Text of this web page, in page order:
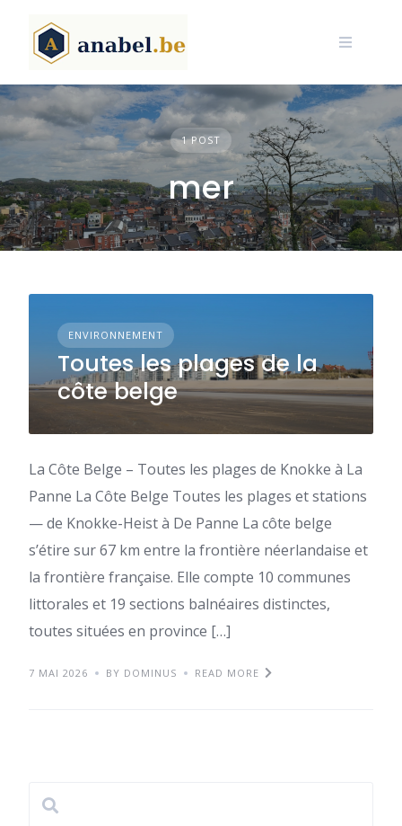
content
1 POST
mer
ENVIRONNEMENT
Toutes les plages de la
côte belge
La Côte Belge – Toutes les plages de Knokke à La
Panne La Côte Belge Toutes les plages et stations
— de Knokke-Heist à De Panne La côte belge
s’étire sur 67 km entre la frontière néerlandaise et
la frontière française. Elle compte 10 communes
littorales et 19 sections balnéaires distinctes,
toutes situées en province […]
7 MAI 2026 BY DOMINUS READ MORE